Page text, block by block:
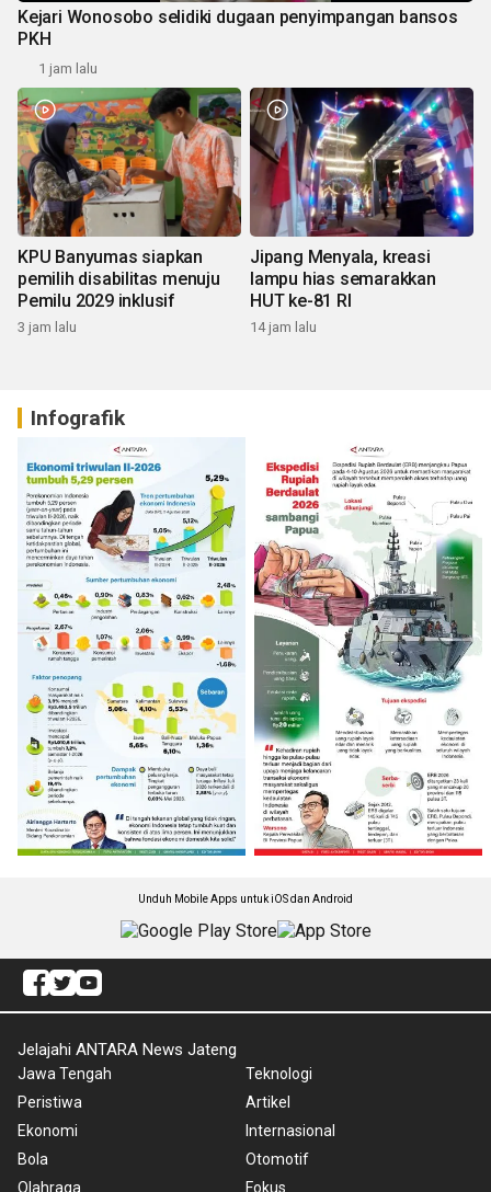
Kejari Wonosobo selidiki dugaan penyimpangan bansos
PKH
1 jam lalu
KPU Banyumas siapkan
pemilih disabilitas menuju
Pemilu 2029 inklusif
3 jam lalu
Jipang Menyala, kreasi
lampu hias semarakkan
HUT ke-81 RI
14 jam lalu
Infografik
Unduh Mobile Apps untuk iOS dan Android
Jelajahi ANTARA News Jateng
Jawa Tengah
Peristiwa
Ekonomi
Bola
Olahraga
Teknologi
Artikel
Internasional
Otomotif
Fokus